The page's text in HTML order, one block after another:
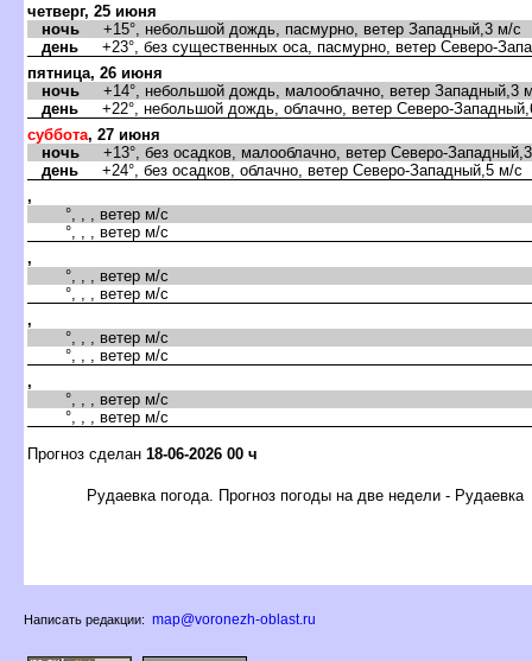
четверг, 25 июня
ночь +15°, небольшой дождь, пасмурно, ветер Западный,3 м/с
день +23°, без существенных оса, пасмурно, ветер Северо-
пятница, 26 июня
ночь +14°, небольшой дождь, малооблачно, ветер Западный,3
день +22°, небольшой дождь, облачно, ветер Северо-
суббота, 27 июня
ночь +13°, без осадков, малооблачно, ветер Северо-
день +24°, без осадков, облачно, ветер Северо-Западный,5 м/с
,
°, , , ветер м/с
°, , , ветер м/с
,
°, , , ветер м/с
°, , , ветер м/с
,
°, , , ветер м/с
°, , , ветер м/с
,
°, , , ветер м/с
°, , , ветер м/с
Прогноз сделан 18-06-2026 00 ч
Рудаевка погода. Прогноз погоды на две недели - Рудаевка
Написать редакции: map@voronezh-oblast.ru